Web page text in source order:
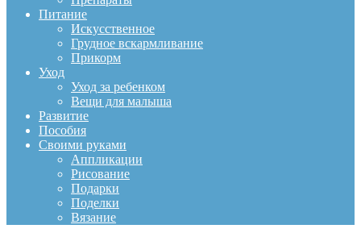
Питание
Искусственное
Грудное вскармливание
Прикорм
Уход
Уход за ребенком
Вещи для малыша
Развитие
Пособия
Своими руками
Аппликации
Рисование
Подарки
Поделки
Вязание